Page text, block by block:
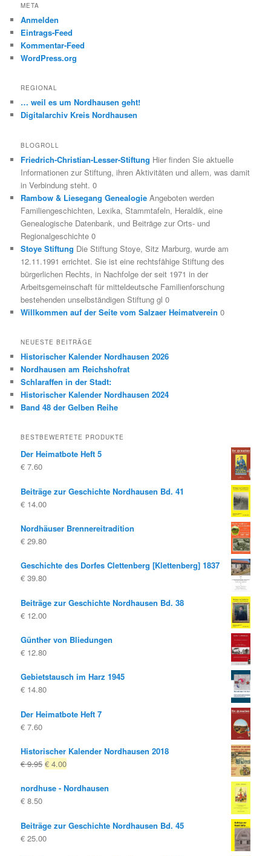
META
Anmelden
Eintrags-Feed
Kommentar-Feed
WordPress.org
REGIONAL
… weil es um Nordhausen geht!
Digitalarchiv Kreis Nordhausen
BLOGROLL
Friedrich-Christian-Lesser-Stiftung Hier finden Sie aktuelle
Informationen zur Stiftung, ihren Aktivitäten und allem, was damit
in Verbindung steht. 0
Rambow & Liesegang Genealogie Angeboten werden
Familiengeschichten, Lexika, Stammtafeln, Heraldik, eine
Genealogische Datenbank, und Beiträge zur Orts- und
Regionalgeschichte 0
Stoye Stiftung Die Stiftung Stoye, Sitz Marburg, wurde am
12.11.1991 errichtet. Sie ist eine rechtsfähige Stiftung des
bürgerlichen Rechts, in Nachfolge der seit 1971 in der
Arbeitsgemeinschaft für mitteldeutsche Familienforschung
bestehenden unselbständigen Stiftung gl 0
Willkommen auf der Seite vom Salzaer Heimatverein 0
NEUESTE BEITRÄGE
Historischer Kalender Nordhausen 2026
Nordhausen am Reichshofrat
Schlaraffen in der Stadt:
Historischer Kalender Nordhausen 2024
Band 48 der Gelben Reihe
BESTBEWERTETE PRODUKTE
Der Heimatbote Heft 5
€ 7.60
Beiträge zur Geschichte Nordhausen Bd. 41
€ 14.00
Nordhäuser Brennereitradition
€ 29.80
Geschichte des Dorfes Clettenberg [Klettenberg] 1837
€ 39.80
Beiträge zur Geschichte Nordhausen Bd. 38
€ 12.00
Günther von Bliedungen
€ 12.80
Gebietstausch im Harz 1945
€ 14.80
Der Heimatbote Heft 7
€ 7.60
Historischer Kalender Nordhausen 2018
€9.95 Ursprünglicher
war:
€ 4.00Aktueller
ist:
nordhuse - Nordhausen
€ 8.50
Beiträge zur Geschichte Nordhausen Bd. 45
€ 25.00